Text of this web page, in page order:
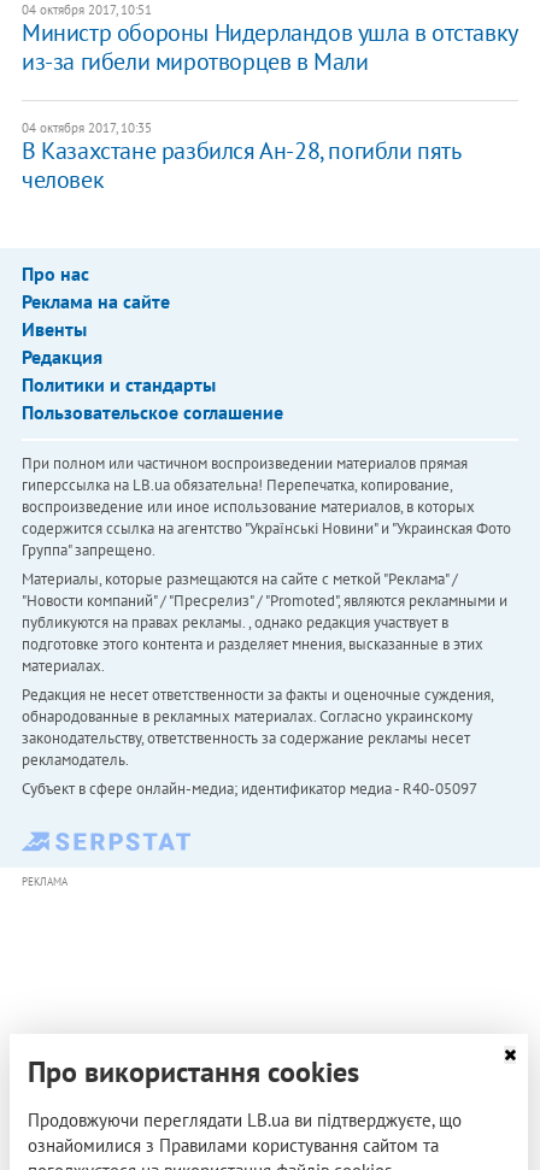
04 октября 2017, 10:51
Министр обороны Нидерландов ушла в отставку
из-за гибели миротворцев в Мали
04 октября 2017, 10:35
​В Казахстане разбился Ан-28, погибли пять
человек
Про нас
Реклама на сайте
Ивенты
Редакция
Политики и стандарты
Пользовательское соглашение
При полном или частичном воспроизведении материалов прямая
гиперссылка на LB.ua обязательна! Перепечатка, копирование,
воспроизведение или иное использование материалов, в которых
содержится ссылка на агентство "Українськi Новини" и "Украинская Фото
Группа" запрещено.
Материалы, которые размещаются на сайте с меткой "Реклама" /
"Новости компаний" / "Пресрелиз" / "Promoted", являются рекламными и
публикуются на правах рекламы. , однако редакция участвует в
подготовке этого контента и разделяет мнения, высказанные в этих
материалах.
Редакция не несет ответственности за факты и оценочные суждения,
обнародованные в рекламных материалах. Согласно украинскому
законодательству, ответственность за содержание рекламы несет
рекламодатель.
Субъект в сфере онлайн-медиа; идентификатор медиа - R40-05097
РЕКЛАМА
Про використання cookies
Продовжуючи переглядати LB.ua ви підтверджуєте, що
ознайомилися з Правилами користування сайтом та